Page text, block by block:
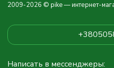
2009-2026 © pike — интернет-
Написать в мессенджеры: